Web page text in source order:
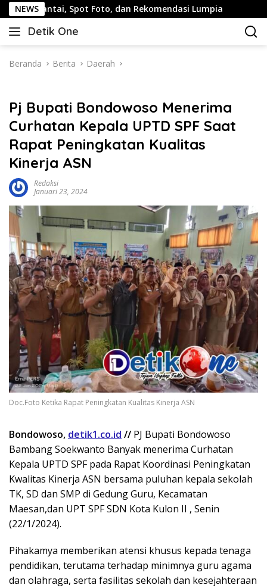
Langsung
ke
konten
NEWS
Spot Foto, dan Rekomendasi Lumpia Panduan
Detik One
Tajam
Fakta
Beranda Berita Daerah
Pj Bupati Bondowoso Menerima
Curhatan Kepala UPTD SPF Saat
Rapat Peningkatan Kualitas
Kinerja ASN
Redaksi
Januari 23, 2024
Doc.Foto Ketika Rapat Peningkatan Kualitas Kinerja ASN
Bondowoso, detik1.co.id // PJ Bupati Bondowoso
Bambang Soekwanto Banyak menerima Curhatan
Kepala UPTD SPF pada Rapat Koordinasi Peningkatan
Kwalitas Kinerja ASN bersama puluhan kepala sekolah
TK, SD dan SMP di Gedung Guru, Kecamatan
Maesan,dan UPT SPF SDN Kota Kulon II , Senin
(22/1/2024).
Pihakamya memberikan atensi khusus kepada tenaga
pendidikan, terutama terhadap minimnya guru agama
dan olahraga, serta fasilitas sekolah dan kesejahteraan